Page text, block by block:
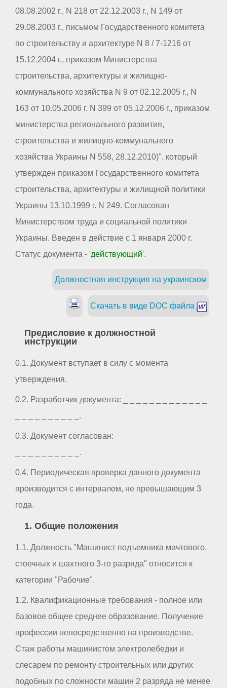
08.08.2002 г., N 218 от 22.12.2003 г., N 149 от
29.08.2003 г., письмом Государственного комитета
по строительству и архитектуре N 8 / 7-1216 от
15.12.2004 г., приказом Министерства
строительства, архитектуры и жилищно-
коммунального хозяйства N 9 от 02.12.2005 г., N
163 от 10.05.2006 г. N 399 от 05.12.2006 г., приказом
министерства регионального развития,
строительства и жилищно-коммунального
хозяйства Украины N 558, 28.12.2010)", который
утвержден приказом Государственного комитета
строительства, архитектуры и жилищной политики
Украины 13.10.1999 г. N 249. Согласован
Министерством труда и социальной политики
Украины. Введен в действие с 1 января 2000 г.
Статус документа - 'действующий'.
Должностная инструкция на украинском
Скачать в виде DOC файла
Предисловие к должностной
инструкции
0.1. Документ вступает в силу с момента
утверждения.
0.2. Разработчик документа: _ _ _ _ _ _ _ _ _ _ _ _ _
_ _ _ _ _ _ _ _ _ _.
0.3. Документ согласован: _ _ _ _ _ _ _ _ _ _ _ _ _ _
_ _ _ _ _ _ _ _ _ _.
0.4. Периодическая проверка данного документа
производится с интервалом, не превышающим 3
года.
1. Общие положения
1.1. Должность "Машинист подъемника мачтового,
стоечных и шахтного 3-го разряда" относится к
категории "Рабочие".
1.2. Квалификационные требования - полное или
базовое общее среднее образование. Получение
профессии непосредственно на производстве.
Стаж работы машинистом электролебедки и
слесарем по ремонту строительных или других
подобных по сложности машин 2 разряда не менее